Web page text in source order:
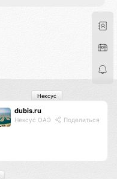
dubis.ru
Нексус ОАЭ Поделиться
Нексус